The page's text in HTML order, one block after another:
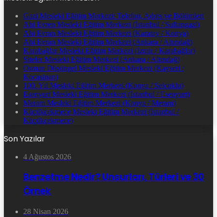
Gazi Mesleki Eğitim Merkezi: Telefon, Adres ve Bölümleri
Ahi Evren Mesleki Eğitim Merkezi (İstanbul / Sultangazi)
Ahi Evran Mesleki Eğitim Merkezi (Karatay / Konya)
Ahi Evran Mesleki Eğitim Merkezi (Ankara / Altındağ)
Karabağlar Mesleki Eğitim Merkezi (İzmir / Karabağlar)
Siteler Mesleki Eğitim Merkezi (Ankara / Altındağ)
Osman Düşüngel Mesleki Eğitim Merkezi (Kayseri /
Kocasinan)
100. Yıl Mesleki Eğitim Merkezi (Konya / Selçuklu)
Esenyurt Mesleki Eğitim Merkezi (İstanbul / Esenyurt)
Meram Mesleki Eğitim Merkezi (Konya / Meram)
Küçükçekmece Mesleki Eğitim Merkezi (İstanbul /
Küçükçekmece)
Son Yazılar
4 Ağustos 2026
Benzetme Nedir? Unsurları, Türleri ve 30
Örnek
28 Nisan 2026